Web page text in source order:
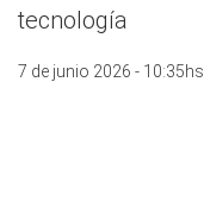
tecnología
7 de junio 2026 - 10:35hs